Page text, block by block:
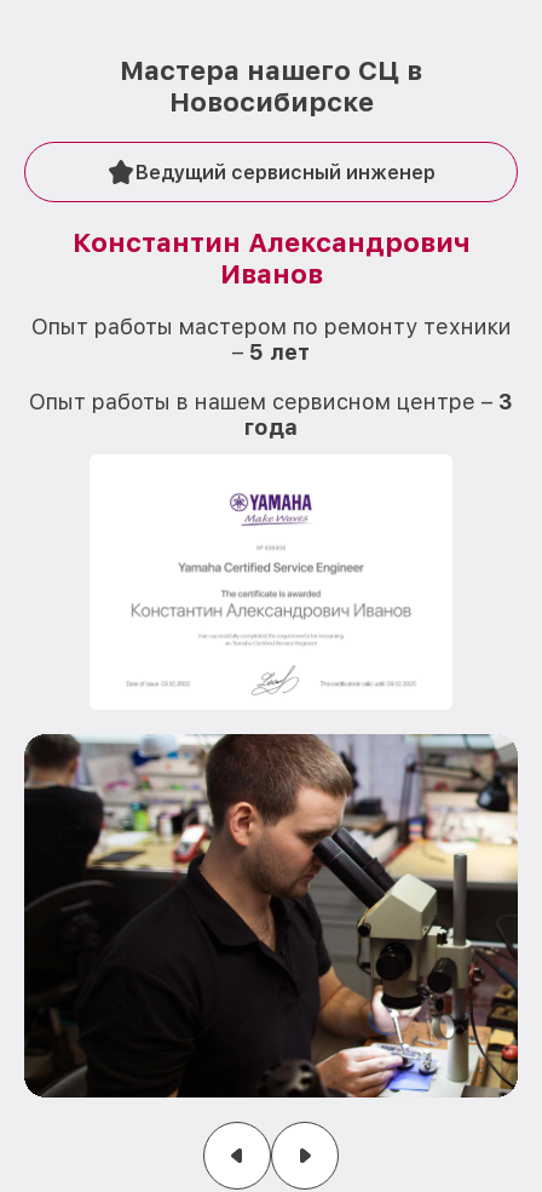
Мастера нашего СЦ в
Новосибирске
Ведущий сервисный инженер
Константин Александрович
Иванов
Опыт работы мастером по ремонту техники
– 5 лет
Опыт работы в нашем сервисном центре – 3
года